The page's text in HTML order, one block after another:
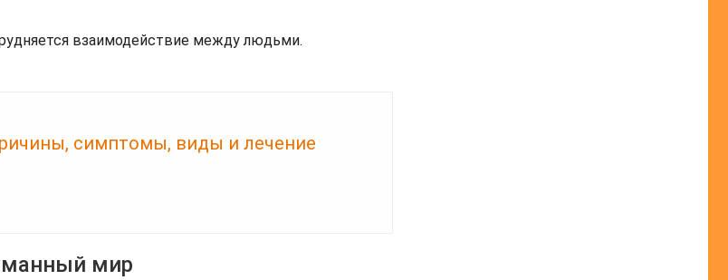
взаимодействие между людьми.
симптомы, виды и лечение
мир